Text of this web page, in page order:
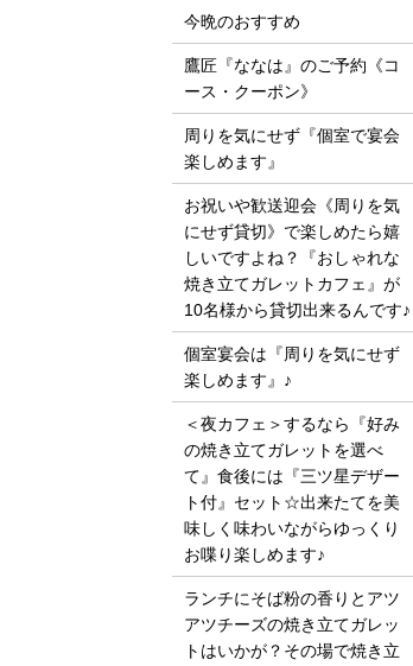
今晩のおすすめ
鷹匠『ななは』のご予約《コ
ース・クーポン》
周りを気にせず『個室で宴会
楽しめます』
お祝いや歓送迎会《周りを気
にせず貸切》で楽しめたら嬉
しいですよね？『おしゃれな
焼き立てガレットカフェ』が
10名様から貸切出来るんです♪
個室宴会は『周りを気にせず
楽しめます』♪
＜夜カフェ＞するなら『好み
の焼き立てガレットを選べ
て』食後には『三ツ星デザー
ト付』セット☆出来たてを美
味しく味わいながらゆっくり
お喋り楽しめます♪
ランチにそば粉の香りとアツ
アツチーズの焼き立てガレッ
トはいかが？その場で焼き立